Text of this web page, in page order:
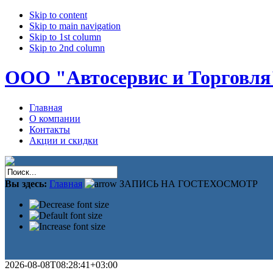
Skip to content
Skip to main navigation
Skip to 1st column
Skip to 2nd column
ООО "Автосервис и
Главная
О компании
Контакты
Акции и скидки
Вы здесь: Главная ЗАПИСЬ НА ГОСТЕХОСМОТР
2026-08-08T08:28:41+03:00